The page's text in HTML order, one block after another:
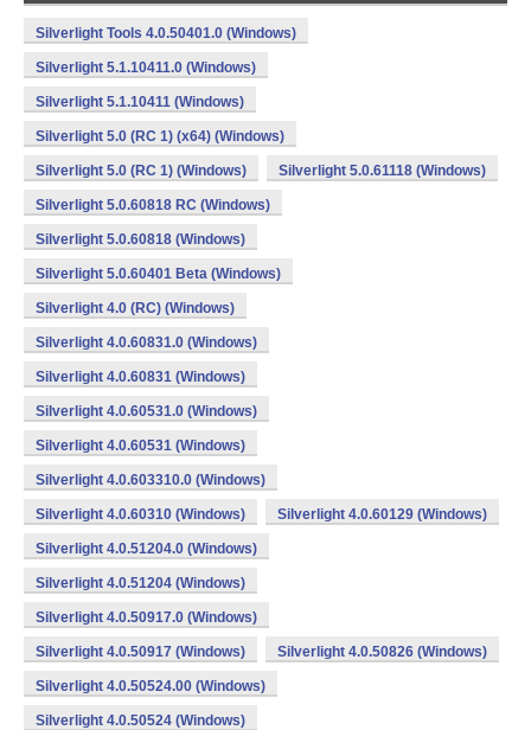
Silverlight Tools 4.0.50401.0 (Windows)
Silverlight 5.1.10411.0 (Windows)
Silverlight 5.1.10411 (Windows)
Silverlight 5.0 (RC 1) (x64) (Windows)
Silverlight 5.0 (RC 1) (Windows) Silverlight 5.0.61118 (Windows)
Silverlight 5.0.60818 RC (Windows)
Silverlight 5.0.60818 (Windows)
Silverlight 5.0.60401 Beta (Windows)
Silverlight 4.0 (RC) (Windows)
Silverlight 4.0.60831.0 (Windows)
Silverlight 4.0.60831 (Windows)
Silverlight 4.0.60531.0 (Windows)
Silverlight 4.0.60531 (Windows)
Silverlight 4.0.603310.0 (Windows)
Silverlight 4.0.60310 (Windows) Silverlight 4.0.60129 (Windows)
Silverlight 4.0.51204.0 (Windows)
Silverlight 4.0.51204 (Windows)
Silverlight 4.0.50917.0 (Windows)
Silverlight 4.0.50917 (Windows) Silverlight 4.0.50826 (Windows)
Silverlight 4.0.50524.00 (Windows)
Silverlight 4.0.50524 (Windows)